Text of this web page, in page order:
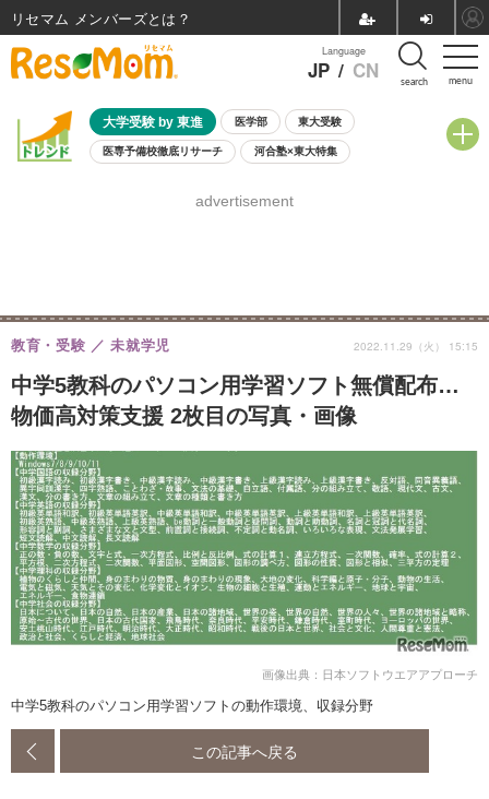
menu
Language
JP / CN search
大学受験 by 東進 医学部 東大受験
医専予備校徹底リサーチ 河合塾×東大特集
8月開催学校説明会・相談会
advertisement
中学5教科のパソコン用学習ソフト無償配布…
物価高対策支援 2枚目の写真・画像
教育・受験 未就学児 2022.11.29（火） 15:15
画像出典：日本ソフトウエアアプローチ
中学5教科のパソコン用学習ソフトの動作環境、収録分野
この記事へ戻る
リセマム メンバーズ